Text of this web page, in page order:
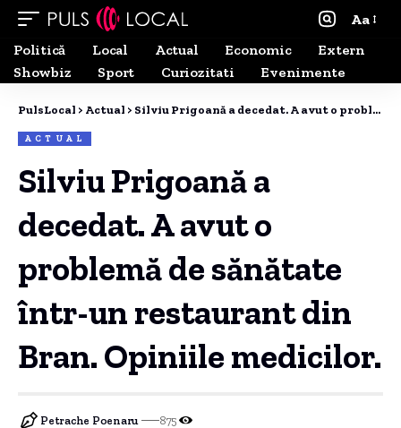
Aa
Politică
Local Actual Economic
Extern
Showbiz
Sport Curiozitati Evenimente
PulsLocal > Actual > Silviu Prigoană a decedat. A avut o problemă de sănătate într-un restaurant din Bran. Opiniile medicilor.
ACTUAL
Silviu Prigoană a
decedat. A avut o
problemă de sănătate
într-un restaurant din
Bran. Opiniile medicilor.
Petrache Poenaru 875